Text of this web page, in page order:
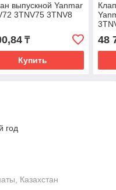
выпускной Yanmar
3TNV75 3TNV8
₸
Купить
48
год
Казахстан